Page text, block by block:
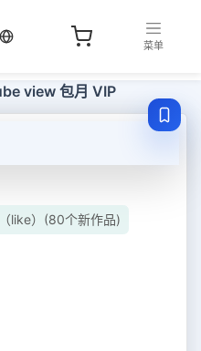
当前语言：中文
菜单
view 包月 VIP
like）(80个新作品)